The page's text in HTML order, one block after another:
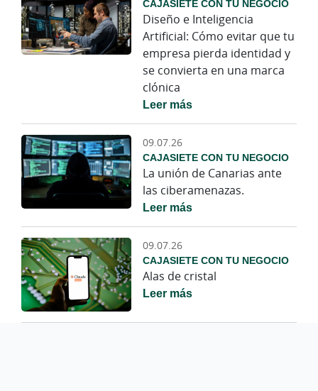
CAJASIETE CON TU NEGOCIO
Diseño e Inteligencia
Artificial: Cómo evitar que tu
empresa pierda identidad y
se convierta en una marca
clónica
Leer más
09.07.26
CAJASIETE CON TU NEGOCIO
La unión de Canarias ante
las ciberamenazas.
Leer más
09.07.26
CAJASIETE CON TU NEGOCIO
Alas de cristal
Leer más